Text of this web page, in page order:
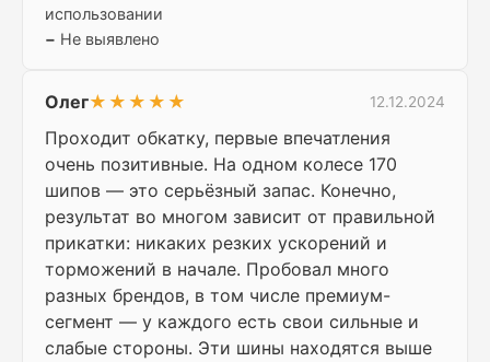
использовании
− Не выявлено
Олег★★★★★ 12.12.2024
Проходит обкатку, первые впечатления
очень позитивные. На одном колесе 170
шипов — это серьёзный запас. Конечно,
результат во многом зависит от правильной
прикатки: никаких резких ускорений и
торможений в начале. Пробовал много
разных брендов, в том числе премиум-
сегмент — у каждого есть свои сильные и
слабые стороны. Эти шины находятся выше